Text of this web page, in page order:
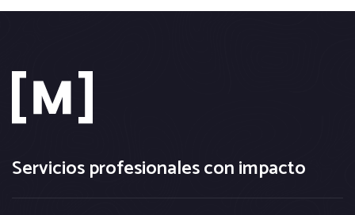
Servicios profesionales con impacto